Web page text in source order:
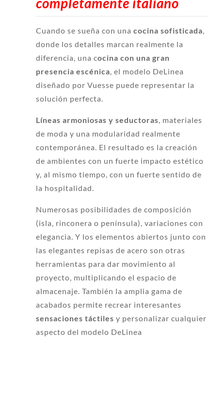
Cuando se sueña con una cocina sofisticada
donde los detalles marcan realmente la
diferencia, una cocina con una gran
presencia escénica , el modelo DeLinea
diseñado por Vuesse puede representar la
solución perfecta.
Líneas armoniosas y seductoras , materiales
de moda y una modularidad realmente
contemporánea. El resultado es la creación
de ambientes con un fuerte impacto estético
y, al mismo tiempo, con un fuerte sentido de
la hospitalidad.
Numerosas posibilidades de composición
(isla, rinconera o península), variaciones con
elegancia. Y los elementos abiertos junto con
las elegantes repisas de acero son otras
herramientas para dar movimiento al
proyecto, multiplicando el espacio de
almacenaje. También la amplia gama de
acabados permite recrear interesantes
sensaciones táctiles y personalizar cualquier
aspecto del modelo DeLinea